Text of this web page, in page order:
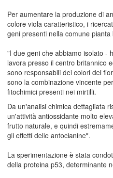
Per aumentare la produzione di
colore viola caratteristico, i
geni presenti nella comune pianta
"I due geni che abbiamo isolato -
lavora presso il centro britannico
sono responsabili dei colori dei
sono la combinazione vincente
fitochimici presenti nei mirtilli.
Da un'analisi chimica dettagliata
un'attività antiossidante molto
frutto naturale, e quindi
gli effetti delle antocianine".
La sperimentazione è stata
della proteina p53, determinante